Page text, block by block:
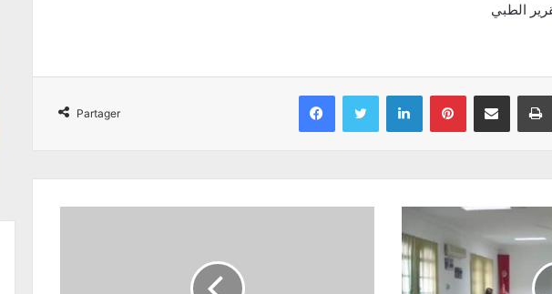
الطبي
Partager
Facebook Twitter Linkedin Pinterest Partager par email